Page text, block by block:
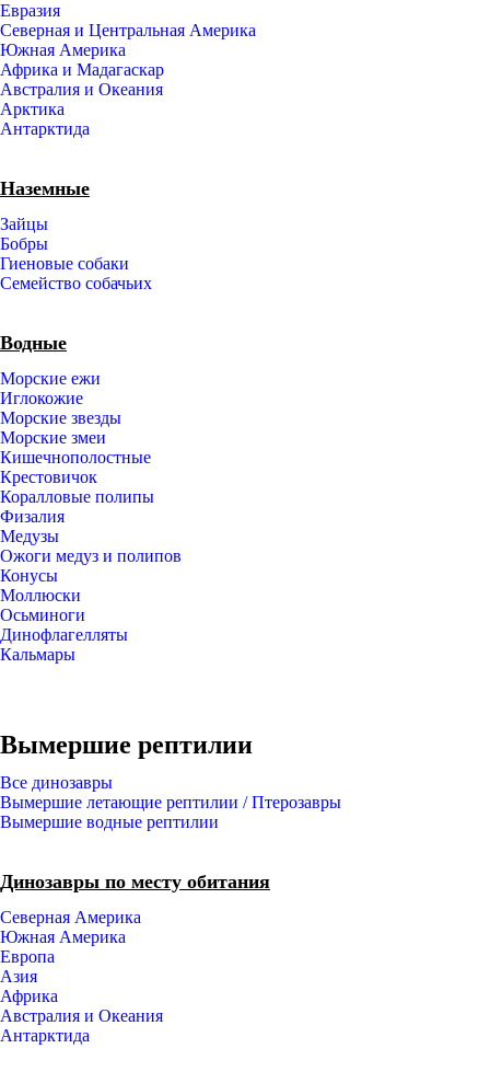
Евразия
Северная и Центральная Америка
Южная Америка
Африка и Мадагаскар
Австралия и Океания
Арктика
Антарктида
Наземные
Зайцы
Бобры
Гиеновые собаки
Семейство собачьих
Водные
Морские ежи
Иглокожие
Морские звезды
Морские змеи
Кишечнополостные
Крестовичок
Коралловые полипы
Физалия
Медузы
Ожоги медуз и полипов
Конусы
Моллюски
Осьминоги
Динофлагелляты
Кальмары
Вымершие рептилии
Все динозавры
Вымершие летающие рептилии / Птерозавры
Вымершие водные рептилии
Динозавры по месту обитания
Северная Америка
Южная Америка
Европа
Азия
Африка
Австралия и Океания
Антарктида